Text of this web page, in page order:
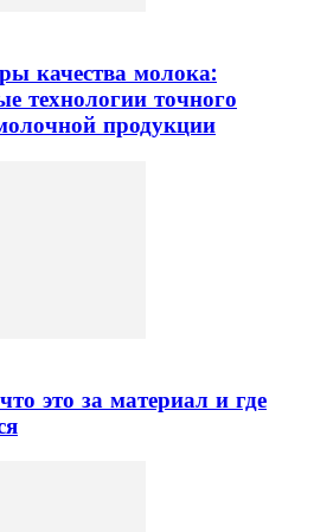
качества молока:
технологии точного
продукции
это за материал и где